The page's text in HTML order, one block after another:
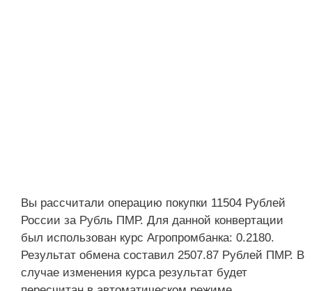
Вы рассчитали операцию покупки 11504 Рублей
России за Рубль ПМР. Для данной конвертации
был использован курс Агропромбанка: 0.2180.
Результат обмена составил 2507.87 Рублей ПМР. В
случае изменения курса результат будет